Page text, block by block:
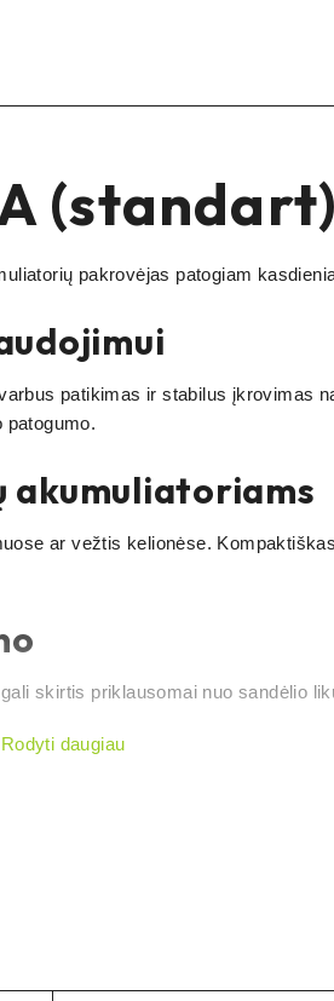
(standart)
pakrovėjas patogiam
patikimas ir stabilus įkrovimas
akumuliatoriams
ar vežtis kelionėse.
skirtis priklausomai nuo sandėlio
Rodyti daugiau